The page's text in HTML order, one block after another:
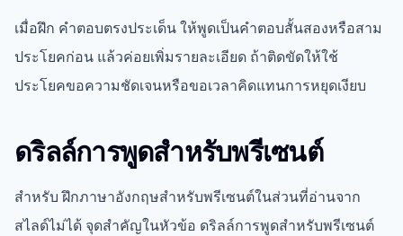
เมื่อฝึก คำตอบตรงประเด็น ให้พูดเป็นคำตอบสั้นสองหรือสาม
ประโยคก่อน แล้วค่อยเพิ่มรายละเอียด ถ้าติดขัดให้ใช้
ประโยคขอความชัดเจนหรือขอเวลาคิดแทนการหยุดเงียบ
ดริลล์การพูดสำหรับพรีเซนต์
สำหรับ ฝึกภาษาอังกฤษสำหรับพรีเซนต์ในส่วนที่อ่านจาก
สไลด์ไม่ได้ จุดสำคัญในหัวข้อ ดริลล์การพูดสำหรับพรีเซนต์